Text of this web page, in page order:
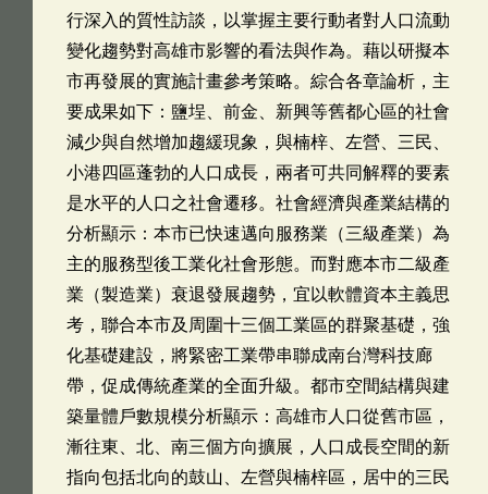
行深入的質性訪談，以掌握主要行動者對人口流動
變化趨勢對高雄市影響的看法與作為。藉以研擬本
市再發展的實施計畫參考策略。綜合各章論析，主
要成果如下：鹽埕、前金、新興等舊都心區的社會
減少與自然增加趨緩現象，與楠梓、左營、三民、
小港四區蓬勃的人口成長，兩者可共同解釋的要素
是水平的人口之社會遷移。社會經濟與產業結構的
分析顯示：本市已快速邁向服務業（三級產業）為
主的服務型後工業化社會形態。而對應本市二級產
業（製造業）衰退發展趨勢，宜以軟體資本主義思
考，聯合本市及周圍十三個工業區的群聚基礎，強
化基礎建設，將緊密工業帶串聯成南台灣科技廊
帶，促成傳統產業的全面升級。都市空間結構與建
築量體戶數規模分析顯示：高雄市人口從舊市區，
漸往東、北、南三個方向擴展，人口成長空間的新
指向包括北向的鼓山、左營與楠梓區，居中的三民